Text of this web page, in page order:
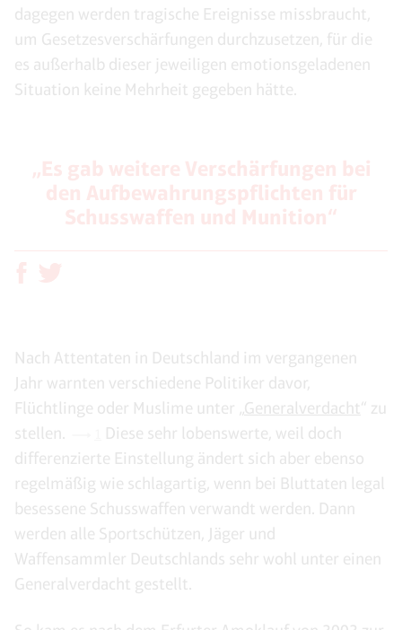
dagegen werden tragische Ereignisse missbraucht,
um Gesetzesverschärfungen durchzusetzen, für die
es außerhalb dieser jeweiligen emotionsgeladenen
Situation keine Mehrheit gegeben hätte.
Nach Attentaten in Deutschland im vergangenen
Jahr warnten verschiedene Politiker davor,
Flüchtlinge oder Muslime unter „Generalverdacht“ zu
stellen.
Diese sehr lobenswerte, weil doch
differenzierte Einstellung ändert sich aber ebenso
regelmäßig wie schlagartig, wenn bei Bluttaten legal
besessene Schusswaffen verwandt werden. Dann
werden alle Sportschützen, Jäger und
Waffensammler Deutschlands sehr wohl unter einen
Generalverdacht gestellt.